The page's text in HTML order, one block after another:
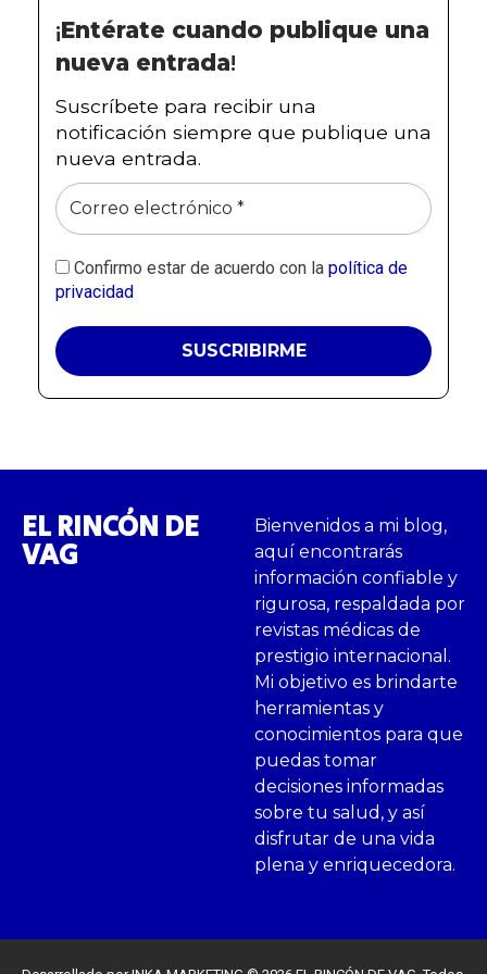
n
o
n
o
ó
i
c
o
¡Entérate cuando publique una
nueva entrada!
Suscríbete para recibir una
notificación siempre que publique una
nueva entrada.
Confirmo estar de acuerdo con la política de
privacidad
EL RINCÓN DE
VAG
Bienvenidos a mi blog,
aquí encontrarás
información confiable y
rigurosa, respaldada por
revistas médicas de
prestigio internacional.
Mi objetivo es brindarte
herramientas y
conocimientos para que
puedas tomar
decisiones informadas
sobre tu salud, y así
disfrutar de una vida
plena y enriquecedora.